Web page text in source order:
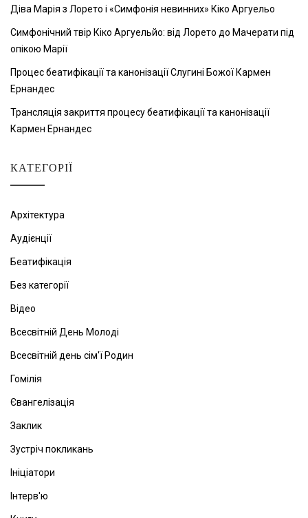
Діва Марія з Лорето і «Симфонія невинних» Кіко Аргуельо
Симфонічний твір Кіко Аргуельйо: від Лорето до Мачерати під
опікою Марії
Процес беатифікації та канонізації Слугині Божої Кармен
Ернандес
Трансляція закриття процесу беатифікації та канонізації
Кармен Ернандес
КАТЕГОРІЇ
Архітектура
Аудієнції
Беатифікація
Без категорії
Відео
Всесвітній День Молоді
Всесвітній день сім'ї Родин
Гомілія
Євангелізація
Заклик
Зустріч покликань
Ініціатори
Інтерв'ю